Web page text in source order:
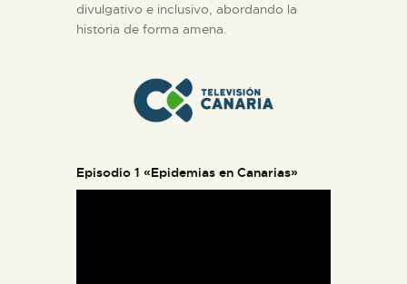
divulgativo e inclusivo, abordando la
historia de forma amena.
Episodio 1 «Epidemias en Canarias»